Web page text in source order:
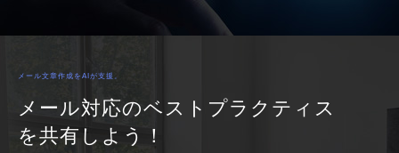
メール文章作成をAIが支援。
メール対応のベストプラクティス
を共有しよう！